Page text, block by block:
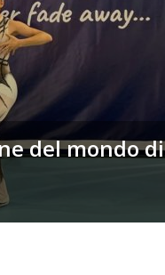
del mondo di